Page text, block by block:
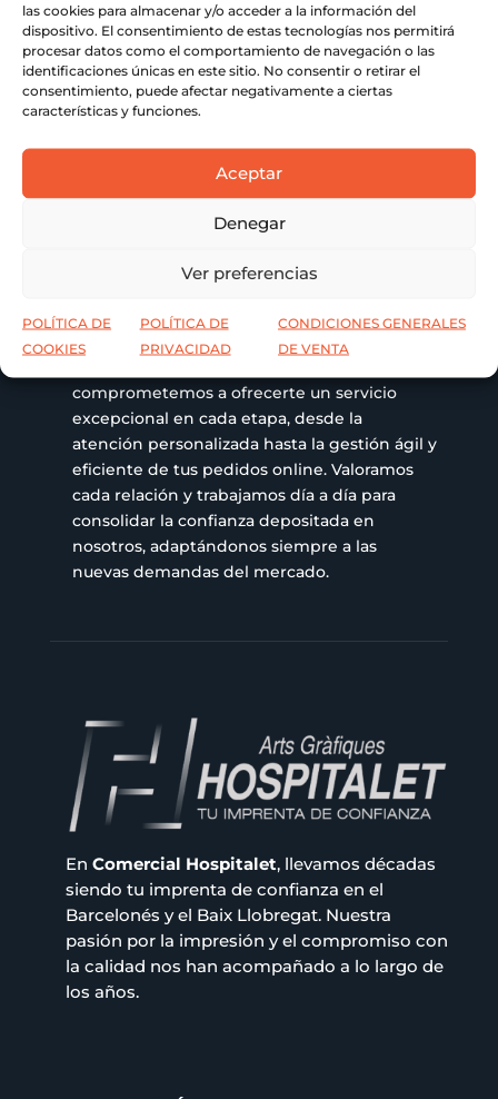
las cookies para almacenar y/o acceder a la información del
dispositivo. El consentimiento de estas tecnologías nos permitirá
procesar datos como el comportamiento de navegación o las
identificaciones únicas en este sitio. No consentir o retirar el
consentimiento, puede afectar negativamente a ciertas
características y funciones.
Aceptar
Denegar
Ver preferencias
POLÍTICA DE
COOKIES
POLÍTICA DE
PRIVACIDAD
CONDICIONES GENERALES
DE VENTA
Impulsados por la pasión que nos heredaron
abuelos, padres y ahora hijos, cada proyecto
es una oportunidad para superar
expectativas. Nos motiva ver crecer a
nuestros clientes y ser parte fundamental de
su éxito, ofreciendo servicios de impresión
que fusionan lo mejor de la tradición con la
modernidad digital.
 Nuestro Compromiso
comprometemos a ofrecerte un servicio
excepcional en cada etapa, desde la
atención personalizada hasta la gestión ágil y
eficiente de tus pedidos online. Valoramos
cada relación y trabajamos día a día para
consolidar la confianza depositada en
nosotros, adaptándonos siempre a las
nuevas demandas del mercado.
En Comercial Hospitalet, llevamos décadas
siendo tu imprenta de confianza en el
Barcelonés y el Baix Llobregat. Nuestra
pasión por la impresión y el compromiso con
la calidad nos han acompañado a lo largo de
los años.